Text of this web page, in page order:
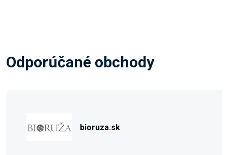
Odporúčané obchody
bioruza.sk